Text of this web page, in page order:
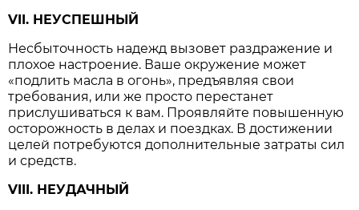
VII. НЕУСПЕШНЫЙ
Несбыточность надежд вызовет раздражение и
плохое настроение. Ваше окружение может
«подлить масла в огонь», предъявляя свои
требования, или же просто перестанет
прислушиваться к вам. Проявляйте повышенную
осторожность в делах и поездках. В достижении
целей потребуются дополнительные затраты сил
и средств.
VIII. НЕУДАЧНЫЙ